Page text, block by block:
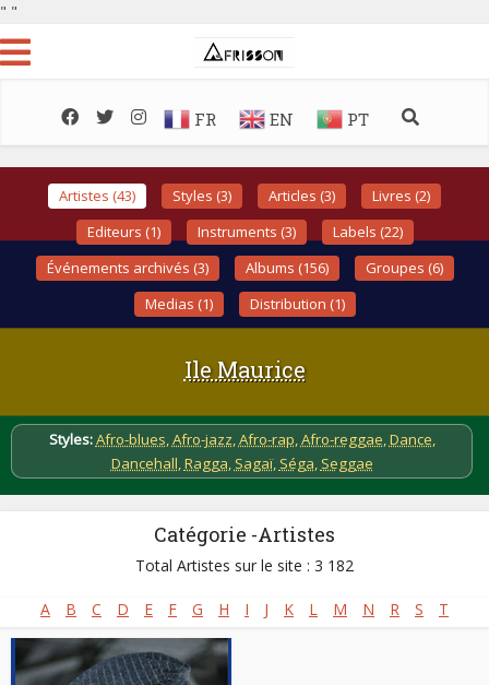
" "
FR EN PT
Artistes (43) Styles (3) Articles (3)
Livres (2)
Editeurs (1)
Instruments (3)
Labels (22)
Événements archivés (3)
Albums (156)
Groupes (6)
Medias (1)
Distribution (1)
Ile Maurice
Styles:Afro-blues,Afro-jazz,Afro-rap,Afro-reggae,Dance,
Dancehall,Ragga, Sagaï, Séga, Seggae
Catégorie -Artistes
Total Artistes sur le site : 3 182
A B C D E F G H I J K L M N R S T